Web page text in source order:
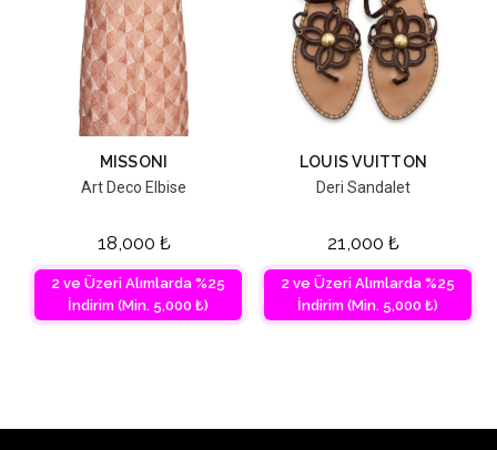
MISSONI
Art Deco Elbise
18,000 ₺
2 ve Üzeri Alımlarda %25
İndirim (Min. 5,000 ₺)
LOUIS VUITTON
Deri Sandalet
21,000 ₺
2 ve Üzeri Alımlarda %25
İndirim (Min. 5,000 ₺)